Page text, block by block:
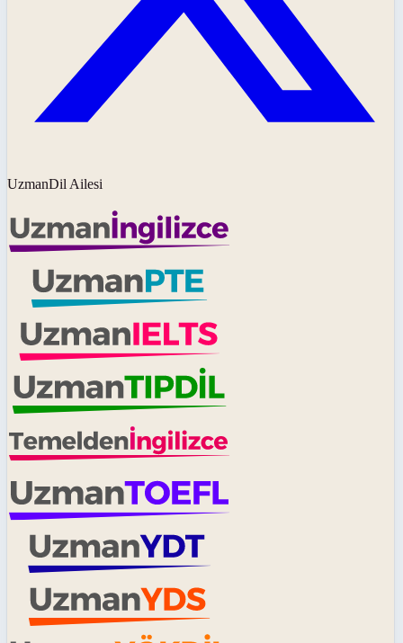
UzmanDil Ailesi